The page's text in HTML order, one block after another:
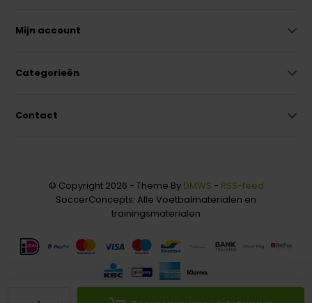
Mijn account
Categorieën
Contact
© Copyright 2026 - Theme By DMWS - RSS-feed
SoccerConcepts: Alle Voetbalmaterialen en
trainingsmaterialen